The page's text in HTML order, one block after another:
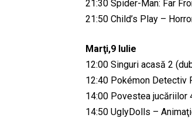
21:30 Spider-Man: Far
21:50 Child’s Play –
Marţi,9 Iulie
12:00 Singuri acasă 2
12:40 Pokémon Detectiv
14:00 Povestea jucăriilor
14:50 UglyDolls –